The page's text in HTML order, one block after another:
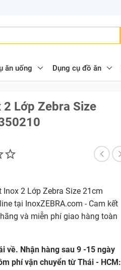
ăn uống Dụng cụ đồ ăn
2 Lớp Zebra Size
2 Lớp Zebra Size 21cm
tại InoxZEBRA.com - Cam kết
và miễn phí giao hàng toàn
về. Nhận hàng sau 9 -15 ngày
phí vận chuyển từ Thái - HCM: